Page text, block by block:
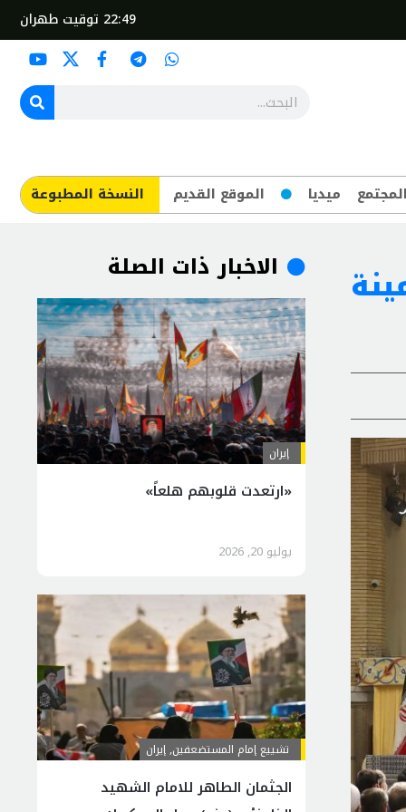
22:49 توقيت طهران
المجتمع ميديا الموقع القديم ​النسخة المطبوعة
الاخبار ذات الصلة
إيران
«ارتعدت قلوبهم هلعاً»
يوليو 20, 2026
تشييع إمام المستضعفين,إيران
الجثمان الطاهر للامام الشهيد